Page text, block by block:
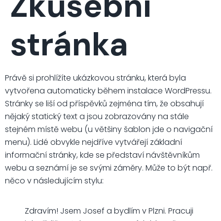
stránka
Právě si prohlížíte ukázkovou stránku, která byla
vytvořena automaticky během instalace WordPressu.
Stránky se liší od příspěvků zejména tím, že obsahují
nějaký statický text a jsou zobrazovány na stále
stejném místě webu (u většiny šablon jde o navigační
menu). Lidé obvykle nejdříve vytvářejí základní
informační stránky, kde se představí návštěvníkům
webu a seznámí je se svými záměry. Může to být např.
něco v následujícím stylu:
Zdravím! Jsem Josef a bydlím v Plzni. Pracuji